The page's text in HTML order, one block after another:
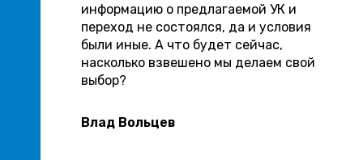
информацию о предлагаемой УК и
переход не состоялся, да и условия
были иные. А что будет сейчас,
насколько взвешено мы делаем свой
выбор?
Влад Вольцев